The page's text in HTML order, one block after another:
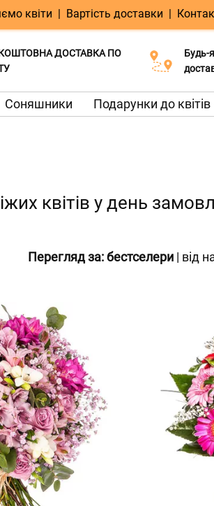
квіти | Вартість доставки |
ДОСТАВКА ПО
в той же день доступна
дату доставки
Будь-
Соняшники Подарунки до квітів
квітів у день
Перегляд за:бестселери | від